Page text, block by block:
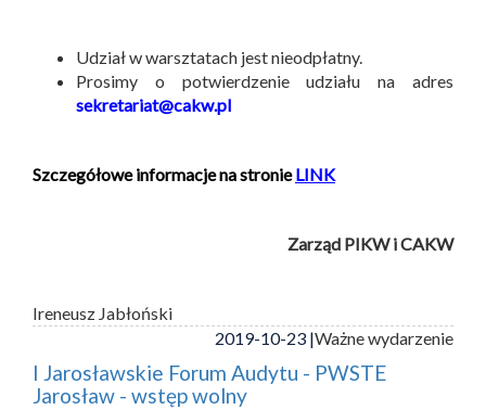
Udział w warsztatach jest nieodpłatny.
Prosimy o potwierdzenie udziału na adres
sekretariat@cakw.pl
Szczegółowe informacje na stronie LINK
Zarząd PIKW i CAKW
Ireneusz Jabłoński
2019-10-23 |Ważne wydarzenie
I Jarosławskie Forum Audytu - PWSTE
Jarosław - wstęp wolny